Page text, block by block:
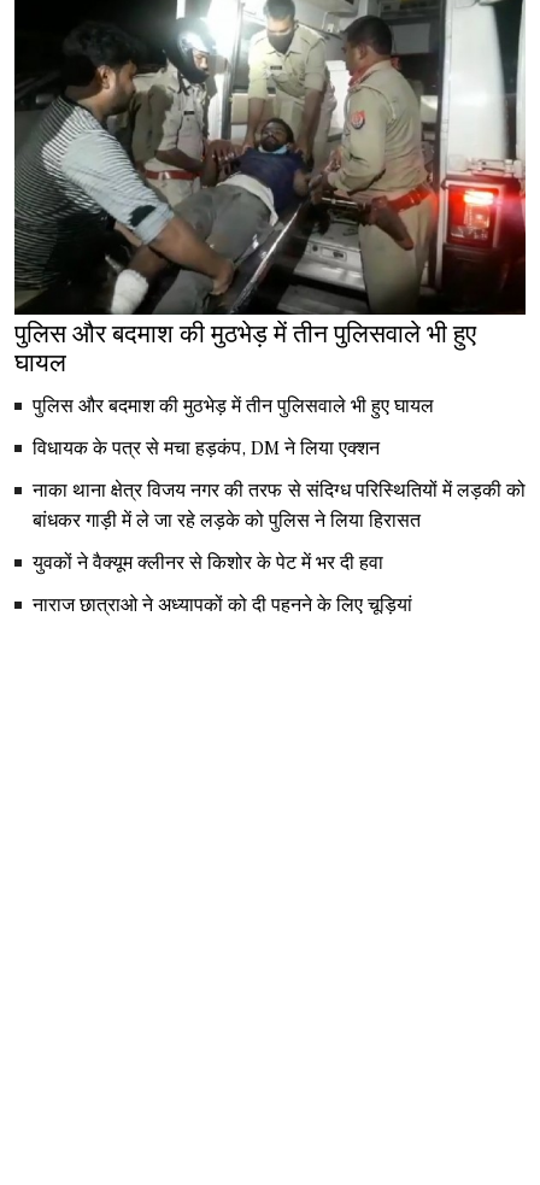
पुलिस और बदमाश की मुठभेड़ में तीन पुलिसवाले भी हुए
घायल
पुलिस और बदमाश की मुठभेड़ में तीन पुलिसवाले भी हुए घायल
विधायक के पत्र से मचा हड़कंप, DM ने लिया एक्शन
नाका थाना क्षेत्र विजय नगर की तरफ से संदिग्ध परिस्थितियों में लड़की को
बांधकर गाड़ी में ले जा रहे लड़के को पुलिस ने लिया हिरासत
युवकों ने वैक्यूम क्लीनर से किशोर के पेट में भर दी हवा
नाराज छात्राओ ने अध्यापकों को दी पहनने के लिए चूड़ियां